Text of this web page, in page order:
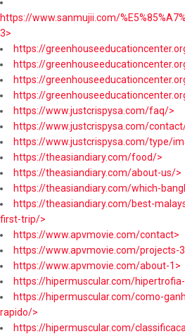
https://www.sanmujii.com/
3>
https://
https://
https://
https://
https://www.justcrispysa.com/faq/>
https://www.justcrispysa.com/
https://www.justcrispysa.com/type/
https://theasiandiary.com/food/>
https://theasiandiary.com/about-us/>
https://theasiandiary.com/which-
https://theasiandiary.com/best-
first-trip/>
https://www.apvmovie.com/contact>
https://www.apvmovie.com/projects-
https://www.apvmovie.com/about-1>
https://hipermuscular.com/
https://hipermuscular.com/como-
rapido/>
https://hipermuscular.com/